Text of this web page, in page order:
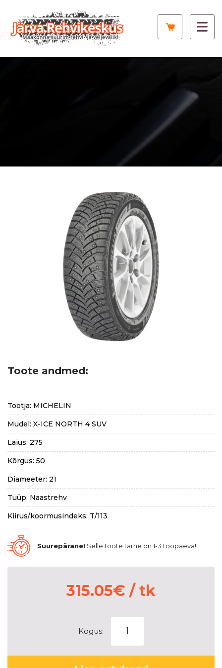
Toote andmed:
Tootja: MICHELIN
Mudel: X-ICE NORTH 4 SUV
Laius: 275
Kõrgus: 50
Diameeter: 21
Tüüp: Naastrehv
Kiirus/koormusindeks: T/113
Suurepärane! Selle toote tarne on 1-3 tööpäeva!
315.05€ / tk
Kogus:
ICE
NORTH